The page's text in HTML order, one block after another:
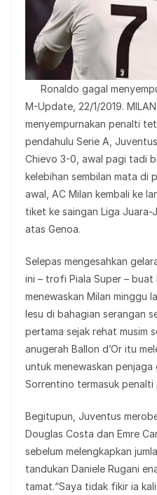
Ronaldo gagal
M-Update, 22/1/2019.
menyempurnakan penalti
pendahulu Serie A,
Chievo 3-0, awal pagi tadi
kelebihan sembilan mata di
awal, AC Milan kembali ke
tiket ke saingan Liga Juara-
atas Genoa.
Selepas mengesahkan
ini – trofi Piala Super – buat
menewaskan Milan minggu
lesu di bahagian serangan
pertama sejak rehat musim
anugerah Ballon d’Or itu
untuk menewaskan
Sorrentino termasuk penalti
Begitupun, Juventus
Douglas Costa dan Emre
sebelum melengkapkan
tandukan Daniele Rugani
tamat.“Saya tidak fikir ia